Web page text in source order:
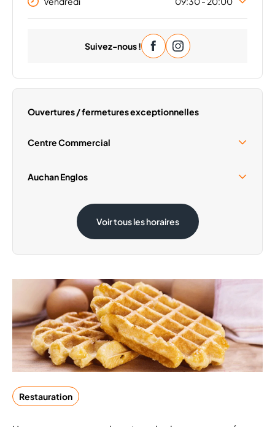
09:30 - 20:00
09:30 - 20:00
Jeudi
09:30 - 20:00
Dimanche
Suivez-nous !
Ouvertures / fermetures exceptionnelles
Centre Commercial
Samedi 15 Août
Auchan Englos
Samedi 15 Août
08:30 - 20:00
Dimanche 1 Novembre
Voir tous les horaires
Restauration